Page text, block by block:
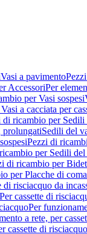
Vasi a pavimento
AccessoriPer
per Vasi sospesi
a cacciata per
di ricambio per Sedili
prolungatiSedili del
Pezzi di
per Sedili del
di ricambio per Bidet
per Placche di
risciacquo da
cassette di
Per
a rete, per
cassette di